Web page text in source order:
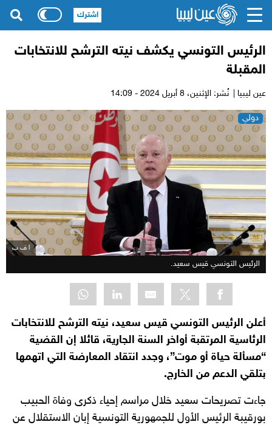
الرئيس التونسي يكشف نيته الترشح للانتخابات
المقبلة
عين ليبيا | نُشر: الإثنين،
دولي
ا ف ب
الرئيس التونسي قيس سعيد.
أعلن الرئيس التونسي قيس سعيد، نيته الترشح للانتخابات
الرئاسية المرتقبة أواخر السنة الجارية، قائلا إن القضية
“مسألة حياة أو موت”، وجدد انتقاد المعارضة التي اتهمها
بتلقي الدعم من الخارج.
جاءت تصريحات سعيد خلال مراسم إحياء ذكرى وفاة الحبيب
بورقيبة الرئيس الأول للجمهورية التونسية إبان الاستقلال عن
اشترك